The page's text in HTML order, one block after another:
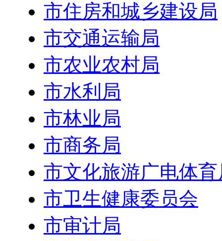
市住房和城乡建设局
市交通运输局
市农业农村局
市水利局
市林业局
市商务局
市文化旅游广电体育
市卫生健康委员会
市审计局